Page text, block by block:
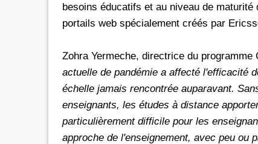
besoins éducatifs et au niveau de
portails web spécialement créés par
Zohra Yermeche, directrice du
actuelle de pandémie a affecté l'efficacité
échelle jamais rencontrée auparavant.
enseignants, les études à distance
particulièrement difficile pour les
approche de l'enseignement, avec peu ou